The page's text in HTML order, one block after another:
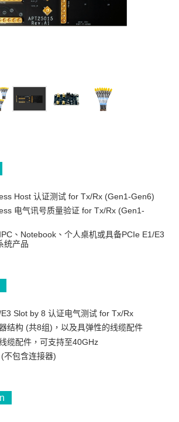
Host 认证测试 for Tx/Rx (Gen1-Gen6)
电气讯号质量验证 for Tx/Rx (Gen1-
、Notebook、个人桌机或具备PCIe E1/E3
统产品
Slot by 8 认证电气测试 for Tx/Rx
结构 (共8组)，以及具弹性的线缆配件
缆配件，可支持至40GHz
不包含连接器)